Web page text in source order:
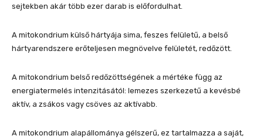
sejtekben akár több ezer darab is előfordulhat.
A mitokondrium külső hártyája sima, feszes felületű, a belső
hártyarendszere erőteljesen megnövelve felületét, redőzött.
A mitokondrium belső redőzöttségének a mértéke függ az
energiatermelés intenzitásától: lemezes szerkezetű a kevésbé
aktív, a zsákos vagy csöves az aktívabb.
A mitokondrium alapállománya gélszerű, ez tartalmazza a saját,